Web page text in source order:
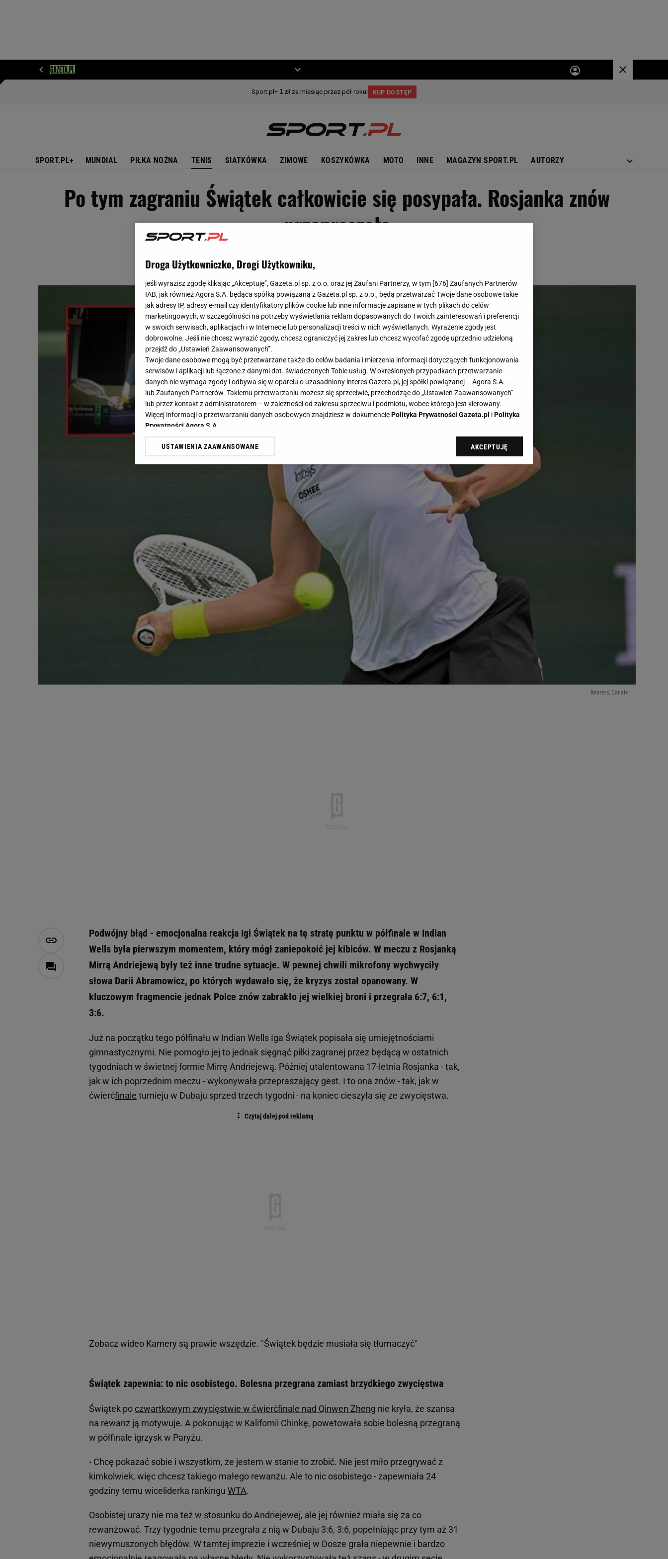
SPORT.PL+ MUNDIAL PIŁKA NOŻNA TENIS SIATKÓWKA ZIMOWE KOSZYKÓWKA MOTO INNE MAGAZYN SPORT.PL AUTORZY
Po tym zagraniu Świątek całkowicie się posypała. Rosjanka znów
przepraszała
15 marca 2025, 02:39
Reuters, Canal+
Podwójny błąd - emocjonalna reakcja Igi Świątek na tę stratę punktu w półfinale w Indian
Wells była pierwszym momentem, który mógł zaniepokoić jej kibiców. W meczu z Rosjanką
Mirrą Andriejewą były też inne trudne sytuacje. W pewnej chwili mikrofony wychwyciły
słowa Darii Abramowicz, po których wydawało się, że kryzys został opanowany. W
kluczowym fragmencie jednak Polce znów zabrakło jej wielkiej broni i przegrała 6:7, 6:1,
3:6.
Już na początku tego półfinału w Indian Wells Iga Świątek popisała się umiejętnościami
gimnastycznymi. Nie pomogło jej to jednak sięgnąć piłki zagranej przez będącą w ostatnich
tygodniach w świetnej formie Mirrę Andriejewą. Później utalentowana 17-letnia Rosjanka - tak,
jak w ich poprzednim meczu - wykonywała przepraszający gest. I to ona znów - tak, jak w
ćwierćfinale turnieju w Dubaju sprzed trzech tygodni - na koniec cieszyła się ze zwycięstwa.
Zobacz wideo Kamery są prawie wszędzie. "Świątek będzie musiała się tłumaczyć"
Świątek zapewnia: to nic osobistego. Bolesna przegrana zamiast brzydkiego zwycięstwa
Świątek po czwartkowym zwycięstwie w ćwierćfinale nad Qinwen Zheng nie kryła, że szansa
na rewanż ją motywuje. A pokonując w Kalifornii Chinkę, powetowała sobie bolesną przegraną
w półfinale igrzysk w Paryżu.
- Chcę pokazać sobie i wszystkim, że jestem w stanie to zrobić. Nie jest miło przegrywać z
kimkolwiek, więc chcesz takiego małego rewanżu. Ale to nic osobistego - zapewniała 24
godziny temu wiceliderka rankingu WTA.
Osobistej urazy nie ma też w stosunku do Andriejewej, ale jej również miała się za co
rewanżować. Trzy tygodnie temu przegrała z nią w Dubaju 3:6, 3:6, popełniając przy tym aż 31
niewymuszonych błędów. W tamtej imprezie i wcześniej w Dosze grała niepewnie i bardzo
Droga Użytkowniczko, Drogi Użytkowniku,
jeśli wyrazisz zgodę klikając „Akceptuję”, Gazeta.pl sp. z o.o. oraz jej Zaufani Partnerzy, w tym [676] Zaufanych Partnerów
IAB, jak również Agora S.A. będąca spółką powiązaną z Gazeta.pl sp. z o.o., będą przetwarzać Twoje dane osobowe takie
jak adresy IP, adresy e-mail czy identyfikatory plików cookie lub inne informacje zapisane w tych plikach do celów
marketingowych, w szczególności na potrzeby wyświetlania reklam dopasowanych do Twoich zainteresowań i preferencji
w swoich serwisach, aplikacjach i w Internecie lub personalizacji treści w nich wyświetlanych. Wyrażenie zgody jest
dobrowolne. Jeśli nie chcesz wyrazić zgody, chcesz ograniczyć jej zakres lub chcesz wycofać zgodę uprzednio udzieloną
przejdź do „Ustawień Zaawansowanych”.
Twoje dane osobowe mogą być przetwarzane także do celów badania i mierzenia informacji dotyczących funkcjonowania
serwisów i aplikacji lub łączone z danymi dot. świadczonych Tobie usług. W określonych przypadkach przetwarzanie
danych nie wymaga zgody i odbywa się w oparciu o uzasadniony interes Gazeta.pl, jej spółki powiązanej – Agora S.A. –
lub Zaufanych Partnerów. Takiemu przetwarzaniu możesz się sprzeciwić, przechodząc do „Ustawień Zaawansowanych”
lub przez kontakt z administratorem – w zależności od zakresu sprzeciwu i podmiotu, wobec którego jest kierowany.
Więcej informacji o przetwarzaniu danych osobowych znajdziesz w dokumenciePolityka Prywatności Gazeta.pl iPolityka
Prywatności Agora S.A.
Klikając „Akceptuję” wyrażasz też zgodę na zainstalowanie i przechowywanie plików cookie Gazeta.pl sp. z o.o., jej
Zaufanych Partnerów i Agora S.A. na Twoim urządzeniu końcowym. Możesz w każdej chwili zmienić swoje preferencje
dotyczące plików cookie, wywołując narzędzie do zarządzania twoimi preferencjami dot. przetwarzania danych poprzez
odnośnik „Ustawienia prywatności ” w stopce serwisu i przechodząc do „Ustawień Zaawansowanych”. Zmiana ustawień
plików cookie możliwa jest także za pomocą ustawień przeglądarki.
My, nasi Zaufani Partnerzy i Agora S.A. możemy przetwarzać dane osobowe w następujących celach:
Użycie dokładnych danych geolokalizacyjnych. Aktywne skanowanie charakterystyki urządzenia do celów identyfikacji.
Przechowywanie informacji na urządzeniu lub dostęp do nich. Spersonalizowane reklamy i treści, pomiar reklam i treści,
badnie odbiorców i ulepszanie usług.
Lista Zaufanych Partnerów
USTAWIENIA ZAAWANSOWANE AKCEPTUJĘ